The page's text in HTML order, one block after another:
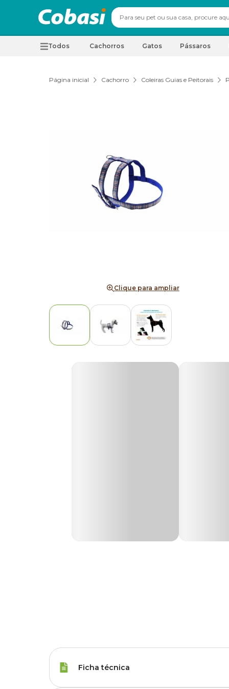
Todos Cachorros Gatos Pássaros
Página inicial Cachorro Coleiras Guias e Peitorais
Clique para ampliar
Ficha técnica